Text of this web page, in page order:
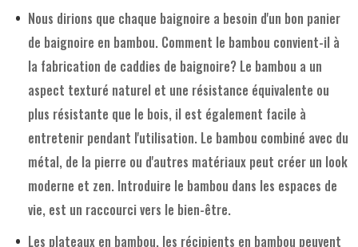
Nous dirions que chaque baignoire a besoin d'un bon panier
de baignoire en bambou. Comment le bambou convient-il à
la fabrication de caddies de baignoire? Le bambou a un
aspect texturé naturel et une résistance équivalente ou
plus résistante que le bois, il est également facile à
entretenir pendant l'utilisation. Le bambou combiné avec du
métal, de la pierre ou d'autres matériaux peut créer un look
moderne et zen. Introduire le bambou dans les espaces de
vie, est un raccourci vers le bien-être.
Les plateaux en bambou, les récipients en bambou peuvent